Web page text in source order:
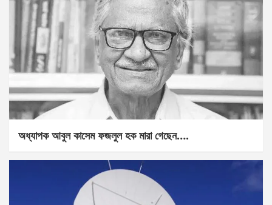
অধ্যাপক আবুল কাসেম ফজলুল হক মারা গেছেন….